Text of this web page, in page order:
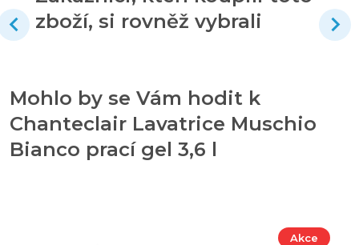
zboží, si rovněž vybrali
Mohlo by se Vám hodit k
Chanteclair Lavatrice Muschio
Bianco prací gel 3,6 l
Akce